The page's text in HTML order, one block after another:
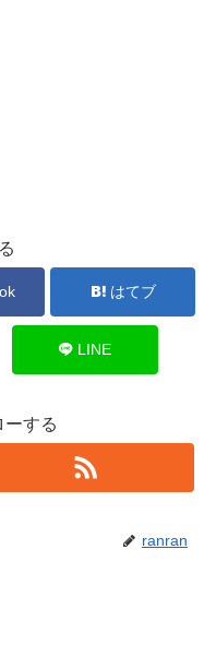
はてブ
LINE
ーする
ranran